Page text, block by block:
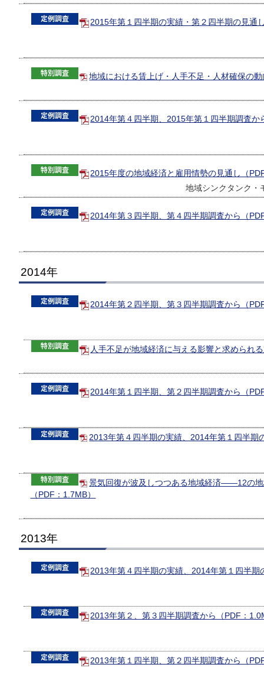
2015年第１四半期の実績・第２四半期の見通
地域における賃上げ・人手不足・人材確保の
2014年第４四半期、2015年第１四半期調査か
2015年度の地域経済と雇用情勢の見通し（
地域シンクタンク・
2014年第３四半期、第４四半期調査から（
2014年
2014年第２四半期、第３四半期調査から（
人手不足が地域経済に与える影響と求められ
2014年第１四半期、第２四半期調査から（
2013年第４四半期の実績、2014年第１四半期
景気回復が波及しつつある地域経済――12の
（PDF：1.7MB）
2013年
2013年第４四半期の実績、2014年第１四半期
2013年第２、第３四半期調査から（PDF：
2013年第１四半期、第２四半期調査から（